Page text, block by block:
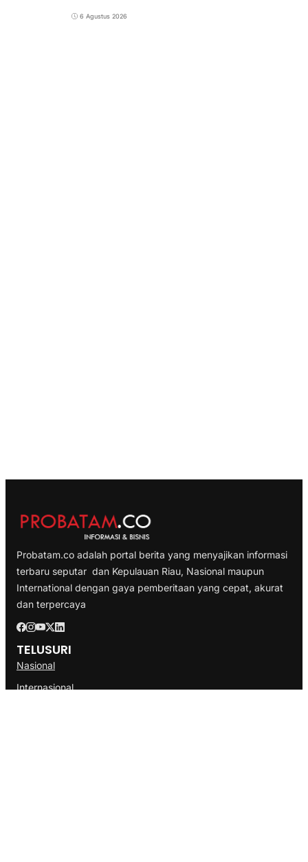
6 Agustus 2026
Probatam.co adalah portal berita yang menyajikan informasi
terbaru seputar dan Kepulauan Riau, Nasional maupun
International dengan gaya pemberitaan yang cepat, akurat
dan terpercaya
TELUSURI
Nasional
Internasional